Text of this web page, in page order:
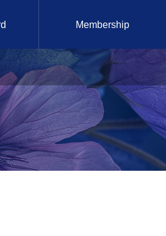
Membership
年2月24日
『上質な英語で
ンク上のダイニ
験を！』（ラン
）
